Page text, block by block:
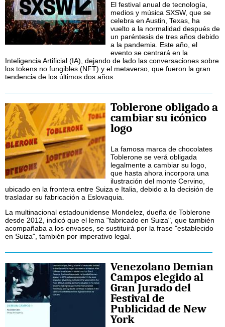
El festival anual de tecnología,
medios y música SXSW, que se
celebra en Austin, Texas, ha
vuelto a la normalidad después de
un paréntesis de tres años debido
a la pandemia. Este año, el
evento se centrará en la
Inteligencia Artificial (IA), dejando de lado las conversaciones sobre
los tokens no fungibles (NFT) y el metaverso, que fueron la gran
tendencia de los últimos dos años.
Toblerone obligado a
cambiar su icónico
logo
La famosa marca de chocolates
Toblerone se verá obligada
legalmente a cambiar su logo,
que hasta ahora incorpora una
ilustración del monte Cervino,
ubicado en la frontera entre Suiza e Italia, debido a la decisión de
trasladar su fabricación a Eslovaquia.
La multinacional estadounidense Mondelez, dueña de Toblerone
desde 2012, indicó que el lema "fabricado en Suiza", que también
acompañaba a los envases, se sustituirá por la frase "establecido
en Suiza", también por imperativo legal.
Venezolano Demian
Campos elegido al
Gran Jurado del
Festival de
Publicidad de New
York